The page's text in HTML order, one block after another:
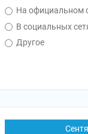
На официальном
В социальных
Другое